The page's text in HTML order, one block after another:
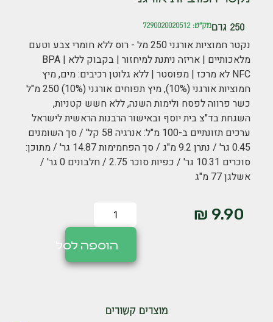
250 גרם מק"ט: 7290020020512
נקטר חמוציות אורגני 250 מל - רוס ללא חומרי צבע וטעם
מלאכותיים | אריזה ניתנת למיחזור | בקבוק ללא BPA |
NFC לא מרכז | מפוסטר | ללא גלוטן רכיבים: מים, מיץ
חמוציות אורגני (10%), מיץ תפוחים אורגני (10%) 250 מ"ל
כשר פרווה לפסח ולימות השנה, ללא חשש קטניות,
השגחת בד"צ בית יוסף ובאישור הרבנות הראשית לישראל
ערכים תזונתיים ב-100 מ"ל: אנרגיה 58 קל' / סך השומנים
0.45 גר' / נתרן 9.2 מ"ג / סך הפחמימות 14.87 גר' / מתוכן:
סוכרים 10.31 גר' / כפיות סוכר 2.75 / חלבונים 0 גר' /
אשלגן 77 מ"ג
9.90
₪
הוספה לסל
מוצרים קשורים